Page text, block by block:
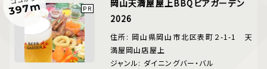
397m
岡山天満屋屋上BBQビアガーデン
2026
住所: 岡山県岡山市北区表町２-1-1 天
満屋岡山店屋上
ジャンル: ダイニングバー・バル